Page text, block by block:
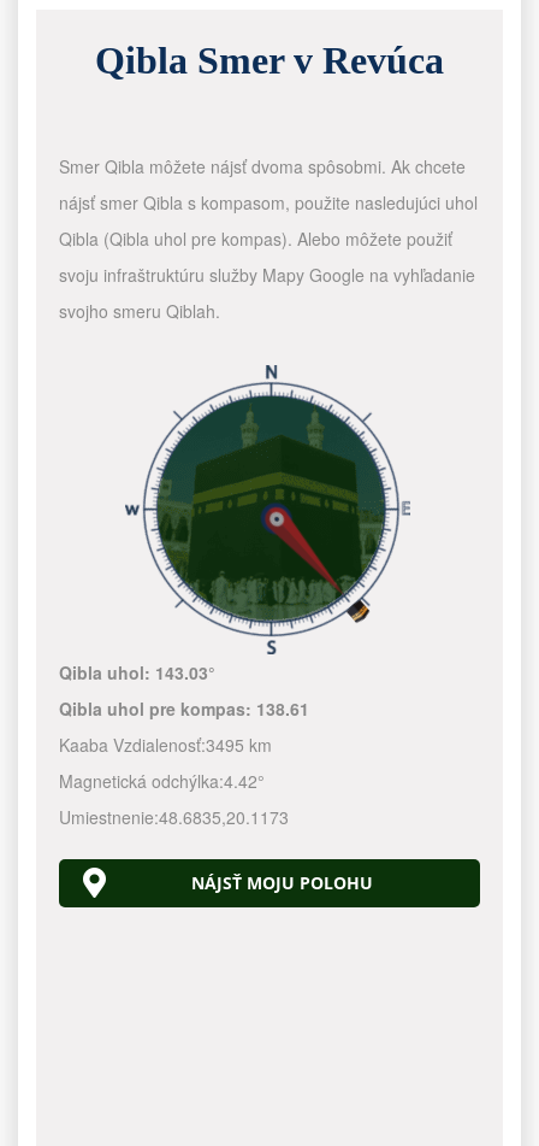
Qibla Smer v Revúca
Smer Qibla môžete nájsť dvoma spôsobmi. Ak chcete
nájsť smer Qibla s kompasom, použite nasledujúci uhol
Qibla (Qibla uhol pre kompas). Alebo môžete použiť
svoju infraštruktúru služby Mapy Google na vyhľadanie
svojho smeru Qiblah.
Qibla uhol: 143.03°
Qibla uhol pre kompas: 138.61
Kaaba Vzdialenosť:3495 km
Magnetická odchýlka:4.42°
Umiestnenie:48.6835,20.1173
NÁJSŤ MOJU POLOHU